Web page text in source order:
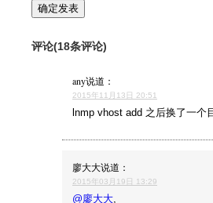
评论(18条评论)
any说道：
2015年11月13日 20:51
lnmp vhost add 之后换了一个
廖大大说道：
2015年03月19日 13:29
@廖大大